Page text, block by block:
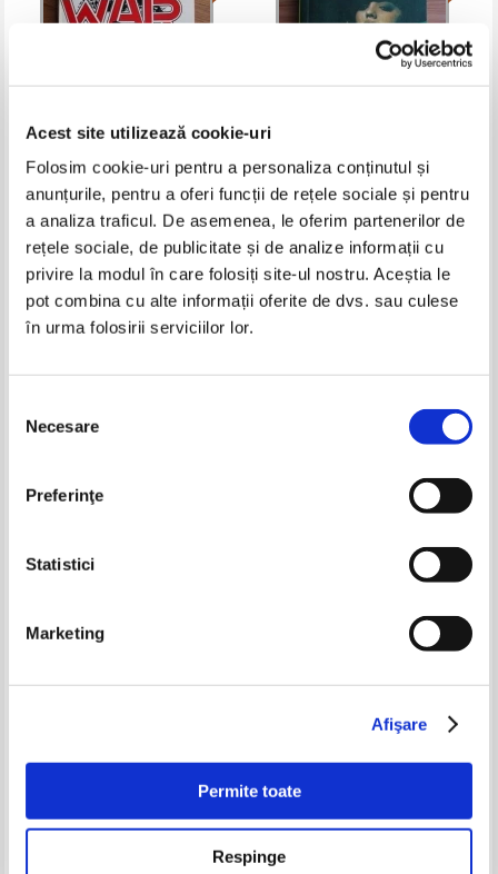
Acest site utilizează cookie-uri
Folosim cookie-uri pentru a personaliza conținutul și
anunțurile, pentru a oferi funcții de rețele sociale și pentru
a analiza traficul. De asemenea, le oferim partenerilor de
rețele sociale, de publicitate și de analize informații cu
privire la modul în care folosiți site-ul nostru. Aceștia le
pot combina cu alte informații oferite de dvs. sau culese
în urma folosirii serviciilor lor.
consimțământului
Necesare
Preferinţe
Statistici
Marketing
Afişare
Permite toate
Respinge
Paul Bonnecarrere - Indraznetii
inving (volumul 1)
Pret:10,00Lei 4,00 Lei
Adaugă în coș
Peter Cheyney - Ce le pasa
damelor!
Pret:10,00Lei 4,00 Lei
Adaugă în coș
-60%
Zach Taylor - Evadare
Adaugă în coș
Jo Dexter - Filiera pakistaneza
Lei